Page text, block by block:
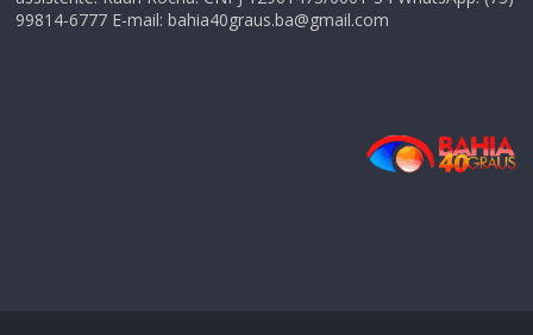
99814-6777 E-mail: bahia40graus.ba@gmail.com